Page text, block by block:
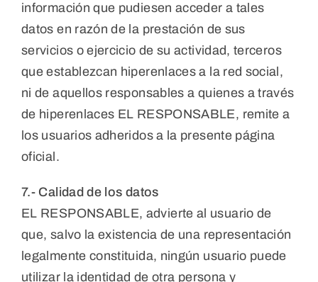
información que pudiesen acceder a tales
datos en razón de la prestación de sus
servicios o ejercicio de su actividad, terceros
que establezcan hiperenlaces a la red social,
ni de aquellos responsables a quienes a través
de hiperenlaces EL RESPONSABLE, remite a
los usuarios adheridos a la presente página
oficial.
7.- Calidad de los datos
EL RESPONSABLE, advierte al usuario de
que, salvo la existencia de una representación
legalmente constituida, ningún usuario puede
utilizar la identidad de otra persona y